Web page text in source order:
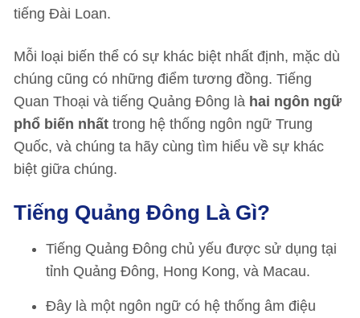
tiếng Đài Loan.
Mỗi loại biến thể có sự khác biệt nhất định, mặc dù
chúng cũng có những điểm tương đồng. Tiếng
Quan Thoại và tiếng Quảng Đông là hai ngôn ngữ
phổ biến nhất trong hệ thống ngôn ngữ Trung
Quốc, và chúng ta hãy cùng tìm hiểu về sự khác
biệt giữa chúng.
Tiếng Quảng Đông Là Gì?
Tiếng Quảng Đông chủ yếu được sử dụng tại
tỉnh Quảng Đông, Hong Kong, và Macau.
Đây là một ngôn ngữ có hệ thống âm điệu